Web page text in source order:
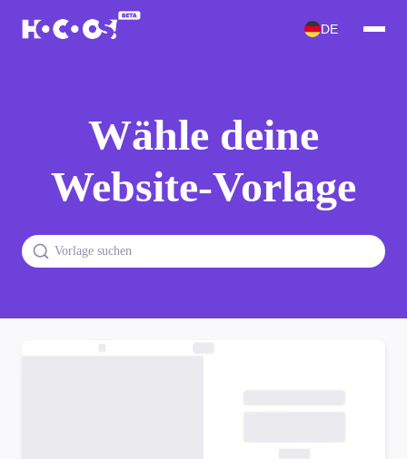
DE
Wähle deine
Website-Vorlage